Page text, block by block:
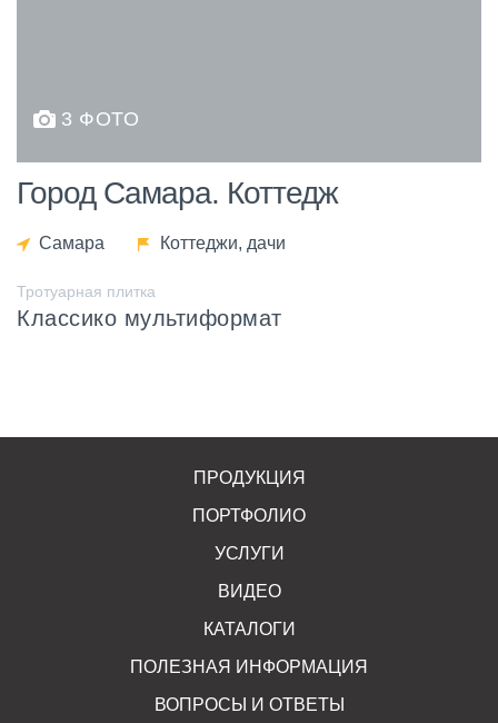
3 ФОТО
Город Самара. Коттедж
Самара Коттеджи, дачи
Тротуарная плитка
Классико мультиформат
ПРОДУКЦИЯ
ПОРТФОЛИО
УСЛУГИ
ВИДЕО
КАТАЛОГИ
ПОЛЕЗНАЯ ИНФОРМАЦИЯ
ВОПРОСЫ И ОТВЕТЫ